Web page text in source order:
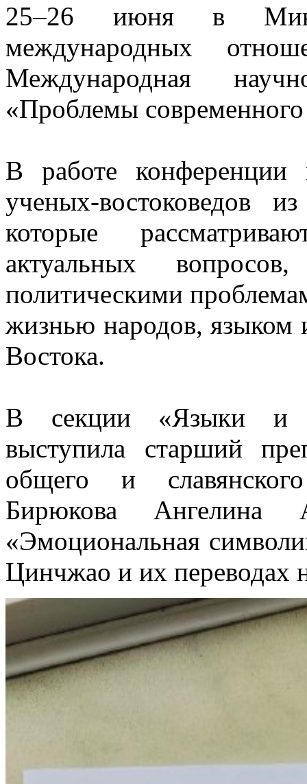
25–26 июня в
международных
Международная
«Проблемы современного
В работе конференции
ученых-востоковедов
которые
актуальных
политическими
жизнью народов, языком
Востока.
В секции «Языки и
выступила старший
общего и
Бирюкова Ангелина
«Эмоциональная
Цинчжао и их переводах